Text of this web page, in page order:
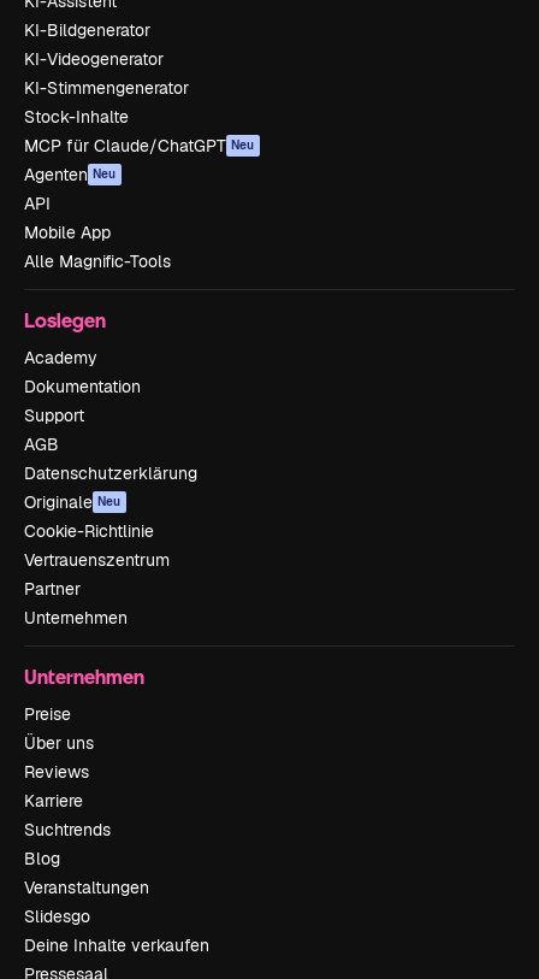
KI-Bildgenerator
KI-Videogenerator
KI-Stimmengenerator
Stock-Inhalte
MCP für Claude/ChatGPT Neu
Agenten Neu
API
Mobile App
Alle Magnific-Tools
Loslegen
Academy
Dokumentation
Support
AGB
Datenschutzerklärung
Originale Neu
Cookie-Richtlinie
Vertrauenszentrum
Partner
Unternehmen
Unternehmen
Preise
Über uns
Reviews
Karriere
Suchtrends
Blog
Veranstaltungen
Slidesgo
Deine Inhalte verkaufen
Pressesaal